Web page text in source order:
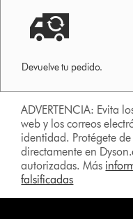
Devuelve tu pedido.
ADVERTENCIA: Evita
web y los correos
identidad. Protégete
directamente en
autorizadas. Más
falsificadas